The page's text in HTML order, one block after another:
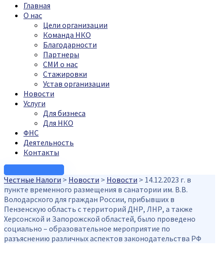
Главная
О нас
Цели организации
Команда НКО
Благодарности
Партнеры
СМИ о нас
Стажировки
Устав организации
Новости
Услуги
Для бизнеса
Для НКО
ФНС
Деятельность
Контакты
Честные Налоги > Новости > Новости > 14.12.2023 г. в
пункте временного размещения в санатории им. В.В.
Володарского для граждан России, прибывших в
Пензенскую область с территорий ДНР, ЛНР, а также
Херсонской и Запорожской областей, было проведено
социально – образовательное мероприятие по
разъяснению различных аспектов законодательства РФ